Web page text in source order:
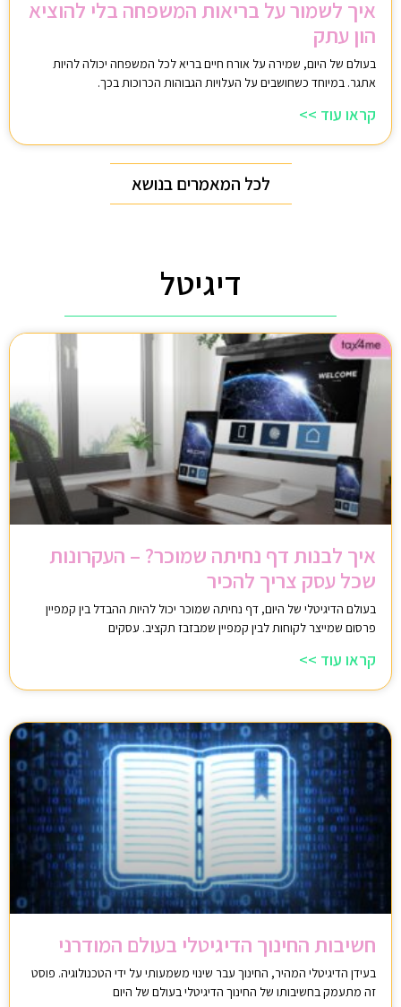
איך לשמור על בריאות המשפחה בלי להוציא
הון עתק
בעולם של היום, שמירה על אורח חיים בריא לכל המשפחה יכולה להיות
אתגר. במיוחד כשחושבים על העלויות הגבוהות הכרוכות בכך.
קראו עוד >>
לכל המאמרים בנושא
דיגיטל
איך לבנות דף נחיתה שמוכר? – העקרונות
שכל עסק צריך להכיר
בעולם הדיגיטלי של היום, דף נחיתה שמוכר יכול להיות ההבדל בין קמפיין
פרסום שמייצר לקוחות לבין קמפיין שמבזבז תקציב. עסקים
קראו עוד >>
חשיבות החינוך הדיגיטלי בעולם המודרני
בעידן הדיגיטלי המהיר, החינוך עבר שינוי משמעותי על ידי הטכנולוגיה. פוסט
זה מתעמק בחשיבותו של החינוך הדיגיטלי בעולם של היום